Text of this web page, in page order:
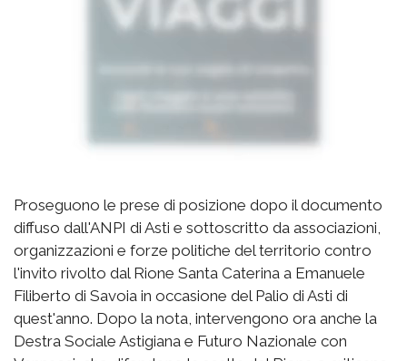
Proseguono le prese di posizione dopo il documento
diffuso dall'ANPI di Asti e sottoscritto da associazioni,
organizzazioni e forze politiche del territorio contro
l'invito rivolto dal Rione Santa Caterina a Emanuele
Filiberto di Savoia in occasione del Palio di Asti di
quest'anno. Dopo la nota, intervengono ora anche la
Destra Sociale Astigiana e Futuro Nazionale con